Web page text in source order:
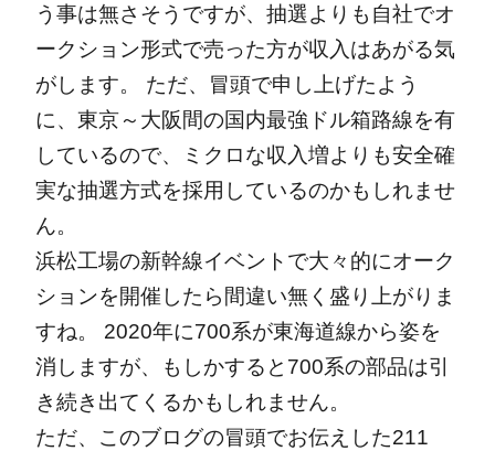
う事は無さそうですが、抽選よりも自社でオ
ークション形式で売った方が収入はあがる気
がします。
ただ、冒頭で申し上げたよう
に、東京～大阪間の国内最強ドル箱路線を有
しているので、ミクロな収入増よりも安全確
実な抽選方式を採用しているのかもしれませ
ん。
浜松工場の新幹線イベントで大々的にオーク
ションを開催したら間違い無く盛り上がりま
すね。
2020年に700系が東海道線から姿を
消しますが、もしかすると700系の部品は引
き続き出てくるかもしれません。
ただ、このブログの冒頭でお伝えした211